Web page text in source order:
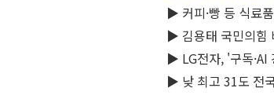
▶ 커피·빵 등 식료
▶ 김용태 국민의힘
▶ LG전자, '구독·AI
▶ 낮 최고 31도 전